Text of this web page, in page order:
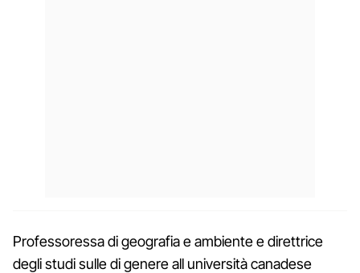
Professoressa di geografia e ambiente e direttrice
degli studi sulle di genere all università canadese